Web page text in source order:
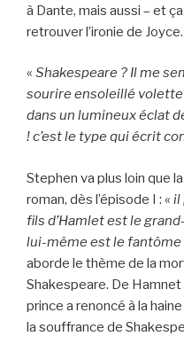
à Dante, mais aussi – et
retrouver l’ironie de Joyce.
« Shakespeare ? Il me
sourire ensoleillé
dans un lumineux éclat
! c’est le type qui écrit
Stephen va plus loin que
roman, dès l’épisode I : « il
fils d’Hamlet est le
lui-même est le fantôme
aborde le thème de la
Shakespeare. De Hamnet
prince a renoncé à la
la souffrance de